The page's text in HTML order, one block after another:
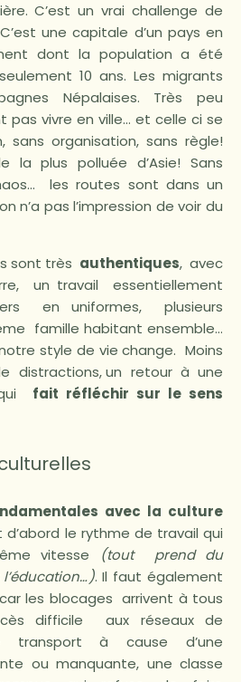
C’est un vrai challenge de
une capitale d’un pays en
dont la population a été
10 ans. Les migrants
Népalaises. Très peu
pas vivre en ville… et celle ci se
sans organisation, sans règle!
la plus polluée d’Asie! Sans
les routes sont dans un
n’a pas l’impression de voir du
sont très authentiques, avec
un travail essentiellement
en uniformes, plusieurs
famille habitant ensemble…
style de vie change. Moins
distractions, un retour à une
fait réfléchir sur le sens
avec la culture
le rythme de travail qui
vitesse (tout prend du
. Il faut également
les blocages arrivent à tous
difficile aux réseaux de
transport à cause d’une
ou manquante, une classe